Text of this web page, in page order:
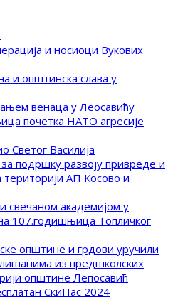
и носиоци Вукових
и општинска слава у
венаца у Леосавићу
почетка НАТО агресије
Светог Василија
подршку развоју привреде и
АП Косово и
свечаном академијом у
107.годишњица Топличког
општине и грдови уручили
из предшколских
општине Лепосавић
СкиПас 2024